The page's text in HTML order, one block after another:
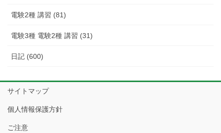
電験2種 講習 (81)
電験3種 電験2種 講習 (31)
日記 (600)
サイトマップ
個人情報保護方針
ご注意